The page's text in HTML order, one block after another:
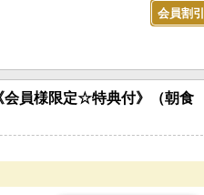
会員割引
会員様限定☆特典付》（朝食